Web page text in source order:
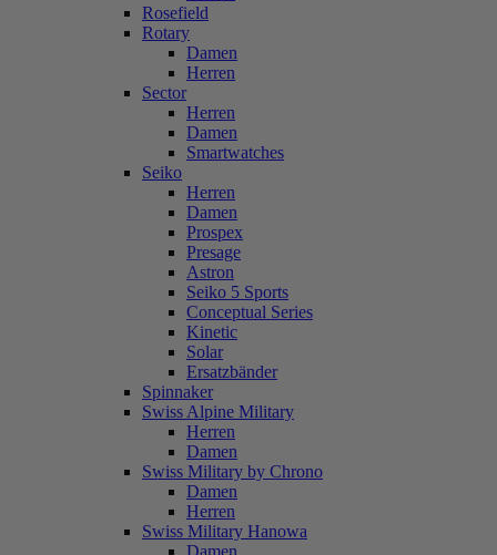
Rosefield
Rotary
Damen
Herren
Sector
Herren
Damen
Smartwatches
Seiko
Herren
Damen
Prospex
Presage
Astron
Seiko 5 Sports
Conceptual Series
Kinetic
Solar
Ersatzbänder
Spinnaker
Swiss Alpine Military
Herren
Damen
Swiss Military by Chrono
Damen
Herren
Swiss Military Hanowa
Damen